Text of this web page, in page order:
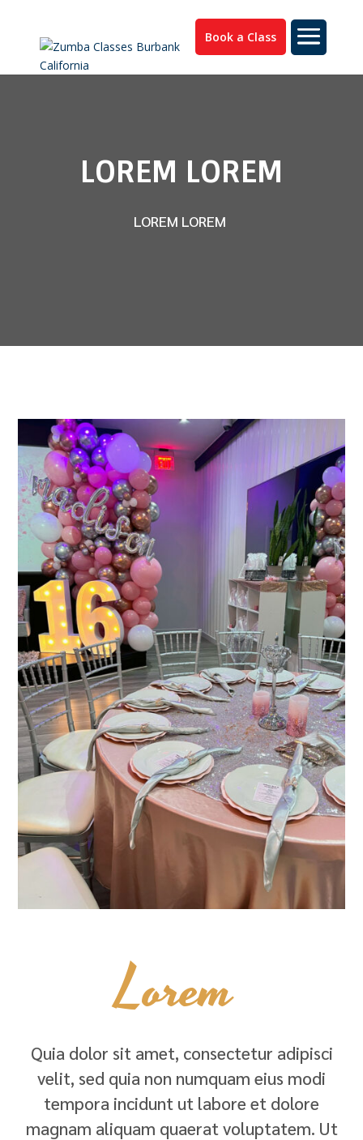
Book a Class
LOREM LOREM
LOREM LOREM
Lorem
Quia dolor sit amet, consectetur adipisci
velit, sed quia non numquam eius modi
tempora incidunt ut labore et dolore
magnam aliquam quaerat voluptatem. Ut